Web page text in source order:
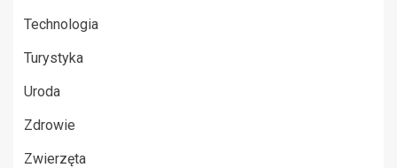
Technologia
Turystyka
Uroda
Zdrowie
Zwierzęta